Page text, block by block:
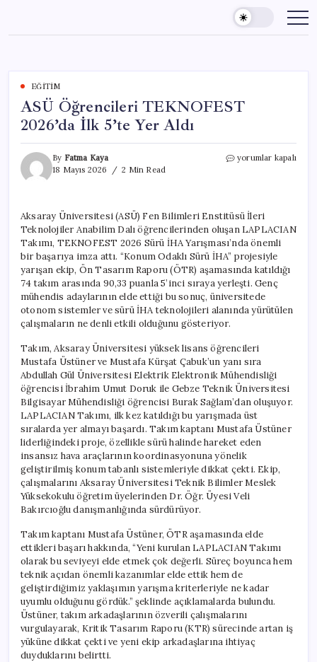
content
EĞITIM
ASÜ Öğrencileri TEKNOFEST
2026’da İlk 5’te Yer Aldı
By Fatma Kaya
18 Mayıs 2026
2 Min Read
ASÜ
5’te
Yer
Aldı
için
yorumlar kapalı
Aksaray Üniversitesi (ASÜ) Fen Bilimleri Enstitüsü İleri
Teknolojiler Anabilim Dalı öğrencilerinden oluşan LAPLACIAN
Takımı, TEKNOFEST 2026 Sürü İHA Yarışması’nda önemli
bir başarıya imza attı. “Konum Odaklı Sürü İHA” projesiyle
yarışan ekip, Ön Tasarım Raporu (ÖTR) aşamasında katıldığı
74 takım arasında 90,33 puanla 5’inci sıraya yerleşti. Genç
mühendis adaylarının elde ettiği bu sonuç, üniversitede
otonom sistemler ve sürü İHA teknolojileri alanında yürütülen
çalışmaların ne denli etkili olduğunu gösteriyor.
Takım, Aksaray Üniversitesi yüksek lisans öğrencileri
Mustafa Üstüner ve Mustafa Kürşat Çabuk’un yanı sıra
Abdullah Gül Üniversitesi Elektrik Elektronik Mühendisliği
öğrencisi İbrahim Umut Doruk ile Gebze Teknik Üniversitesi
Bilgisayar Mühendisliği öğrencisi Burak Sağlam’dan oluşuyor.
LAPLACIAN Takımı, ilk kez katıldığı bu yarışmada üst
sıralarda yer almayı başardı. Takım kaptanı Mustafa Üstüner
liderliğindeki proje, özellikle sürü halinde hareket eden
insansız hava araçlarının koordinasyonuna yönelik
geliştirilmiş konum tabanlı sistemleriyle dikkat çekti. Ekip,
çalışmalarını Aksaray Üniversitesi Teknik Bilimler Meslek
Yüksekokulu öğretim üyelerinden Dr. Öğr. Üyesi Veli
Bakırcıoğlu danışmanlığında sürdürüyor.
Takım kaptanı Mustafa Üstüner, ÖTR aşamasında elde
ettikleri başarı hakkında, “Yeni kurulan LAPLACIAN Takımı
olarak bu seviyeyi elde etmek çok değerli. Süreç boyunca hem
teknik açıdan önemli kazanımlar elde ettik hem de
geliştirdiğimiz yaklaşımın yarışma kriterleriyle ne kadar
uyumlu olduğunu gördük.” şeklinde açıklamalarda bulundu.
Üstüner, takım arkadaşlarının özverili çalışmalarını
vurgulayarak, Kritik Tasarım Raporu (KTR) sürecinde artan iş
yüküne dikkat çekti ve yeni ekip arkadaşlarına ihtiyaç
duyduklarını belirtti.